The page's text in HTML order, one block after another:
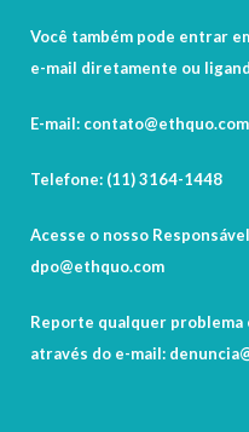
Você também pode entrar
e-mail diretamente ou
E-mail: contato@ethquo.com
Telefone: (11) 3164-1448
Acesse o nosso
dpo@ethquo.com
Reporte qualquer
através do e-mail: